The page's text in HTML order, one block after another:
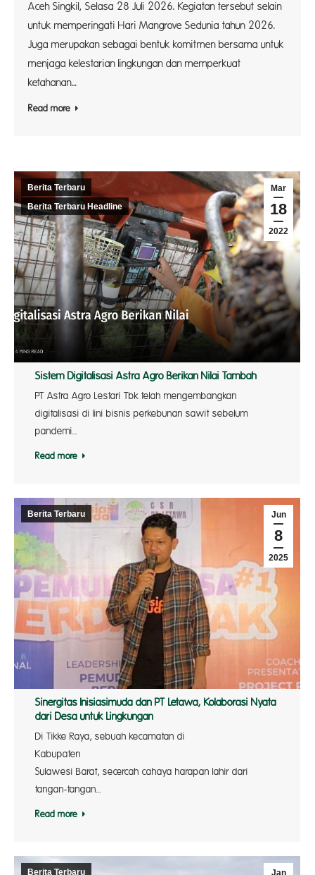
Aceh Singkil, Selasa 28 Juli 2026. Kegiatan tersebut selain
untuk memperingati Hari Mangrove Sedunia tahun 2026.
Juga merupakan sebagai bentuk komitmen bersama untuk
menjaga kelestarian lingkungan dan memperkuat
ketahanan…
Read more
Mar
18
2022
Berita Terbaru
Berita Terbaru Headline
Sistem Digitalisasi Astra Agro Berikan Nilai Tambah
PT Astra Agro Lestari Tbk telah mengembangkan
digitalisasi di lini bisnis perkebunan sawit sebelum
pandemi…
Read more
Jun
8
2025
Berita Terbaru
Sinergitas Inisiasimuda dan PT Letawa, Kolaborasi Nyata
dari Desa untuk Lingkungan
Di Tikke Raya, sebuah kecamatan di
Kabupaten
Sulawesi Barat, secercah cahaya harapan lahir dari
tangan-tangan…
Read more
Jan
Berita Terbaru